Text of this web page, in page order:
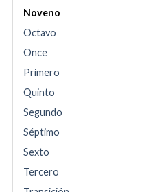
Noveno
Octavo
Once
Primero
Quinto
Segundo
Séptimo
Sexto
Tercero